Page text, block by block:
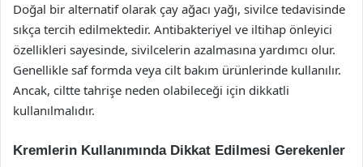
Doğal bir alternatif olarak çay ağacı yağı, sivilce tedavisinde
sıkça tercih edilmektedir. Antibakteriyel ve iltihap önleyici
özellikleri sayesinde, sivilcelerin azalmasına yardımcı olur.
Genellikle saf formda veya cilt bakım ürünlerinde kullanılır.
Ancak, ciltte tahrişe neden olabileceği için dikkatli
kullanılmalıdır.
Kremlerin Kullanımında Dikkat Edilmesi Gerekenler